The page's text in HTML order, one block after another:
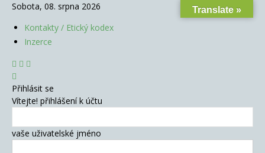
Sobota, 08. srpna 2026
Kontakty / Etický kodex
Inzerce
Přihlásit se
Vítejte! přihlášení k účtu
vaše uživatelské jméno
Translate »